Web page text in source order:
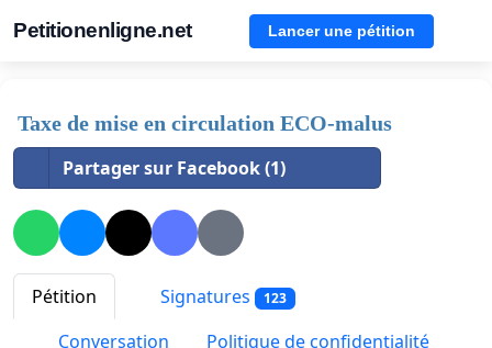
Petitionenligne.net Lancer une pétition
Taxe de mise en circulation ECO-malus
Partager sur Facebook (1)
Pétition Signatures 123
Conversation Politique de confidentialité